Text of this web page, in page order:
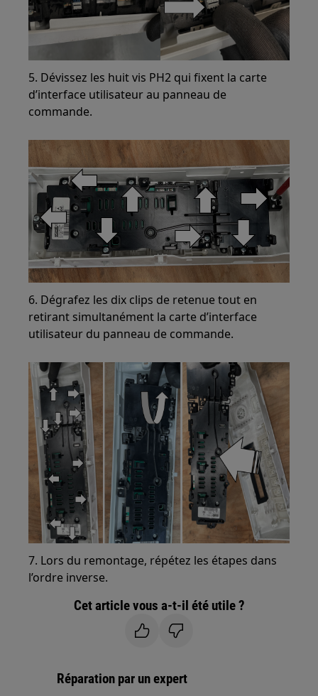
5. Dévissez les huit vis PH2 qui fixent la carte
d’interface utilisateur au panneau de
commande.
6. Dégrafez les dix clips de retenue tout en
retirant simultanément la carte d’interface
utilisateur du panneau de commande.
7. Lors du remontage, répétez les étapes dans
l’ordre inverse.
Cet article vous a-t-il été utile ?
Réparation par un expert